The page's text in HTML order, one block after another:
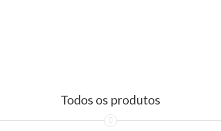
Todos os produtos